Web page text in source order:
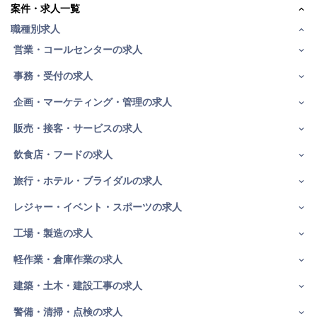
案件・求人一覧
職種別求人
営業・コールセンターの求人
事務・受付の求人
企画・マーケティング・管理の求人
販売・接客・サービスの求人
飲食店・フードの求人
旅行・ホテル・ブライダルの求人
レジャー・イベント・スポーツの求人
工場・製造の求人
軽作業・倉庫作業の求人
建築・土木・建設工事の求人
警備・清掃・点検の求人